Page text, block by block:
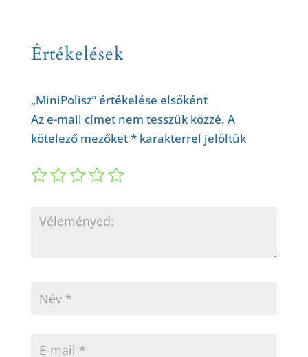
Értékelések
„MiniPolisz” értékelése elsőként
Az e-mail címet nem tesszük közzé. A
kötelező mezőket*karakterrel jelöltük